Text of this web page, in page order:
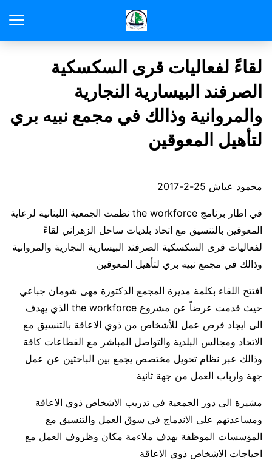
لقاءً لفعاليات قرى السكسكية
الصرفند البيسارية النجارية
والمروانية وذالك في مجمع نبيه بري
لتأهيل المعوقين
محمود عياش 25-2-2017
في اطار برنامج the workforce نظمت الجمعية اللبنانية لرعاية
المعوقين بالتنسيق مع اتحاد بلديات ساحل الزهراني لقاءً
لفعاليات قرى السكسكية الصرفند البيسارية النجارية والمروانية
وذالك في مجمع نبيه بري لتأهيل المعوقين
افتتح اللقاء بكلمة مديرة المجمع الدكتورة مهى شومان جباعي
حيث قدمت عرضاً عن مشروع the workforce الذي يهدف
الى ايجاد فرص عمل للأشخاص من ذوي الاعاقة بالتنسيق مع
الاتحاد ومجالس البلدية والتواصل المباشر مع القطاعات كافة
وذالك عبر نظام تحويل مختصص يجمع بين الباحثين عن عمل
جهة وارباب العمل من جهة ثانية
مشيرة الى دور الجمعية في تدريب الاشخاص ذوي الاعاقة
ومساعدتهم على الاندماج في سوق العمل والتنسيق مع
المؤسسات الموظفة بهدف ملاءمة مكان وظروف العمل مع
احياجات الاشخاص ذوي الاعاقة